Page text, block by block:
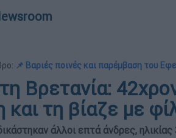
📌 Bαριές ποινές και παρέμβαση του
Βρετανία:
και τη βίαζε με
άλλοι επτά άνδρες,